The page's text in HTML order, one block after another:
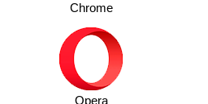
Chrome
Opera